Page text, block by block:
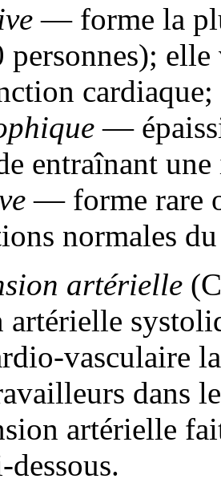
— forme la
personnes);
cardiaque;
—
entraînant
— forme rare
normales
artérielle
artérielle
vasculaire
dans
artérielle